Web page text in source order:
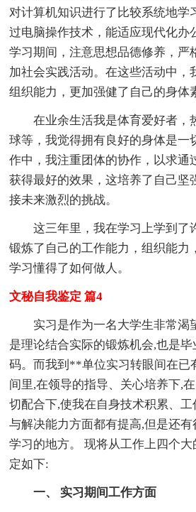
对计算机知识进行了比较系统地学
过电脑操作技术，能适应现代化办
学习期间，注意思想品德修养，严
加社会实践活动。在这些活动中，
组织能力，更加强健了自己的身体
在业余生活我是体育爱好者，
球等，我觉得拥有良好的身体是一
作中，我注重团体的协作，以求通
获得最好的效果，这培养了自己坚
接未来激烈的挑战。
这三年里，我在学习上学到了
锻炼了自己的工作能力，组织能力
学习懂得了如何做人。
文秘自我鉴定 篇4
实习是作为一名大学生非常渴
是理论结合实际的锻炼机会,也是
码。而我到**单位实习转眼间在已
间里,在领导的指导、关心培养下,
切配合下,使我在自身技术积累、
与解决能力方面都有提高,但是还
学习的地方。 现将从工作上四个
定如下:
一、 实习期间工作方面